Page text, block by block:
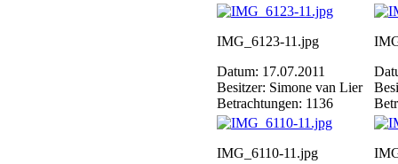
IMG_6123-11.jpg
Datum: 17.07.2011
Besitzer: Simone van Lier
Betrachtungen: 1136
IMG_6110-11.jpg